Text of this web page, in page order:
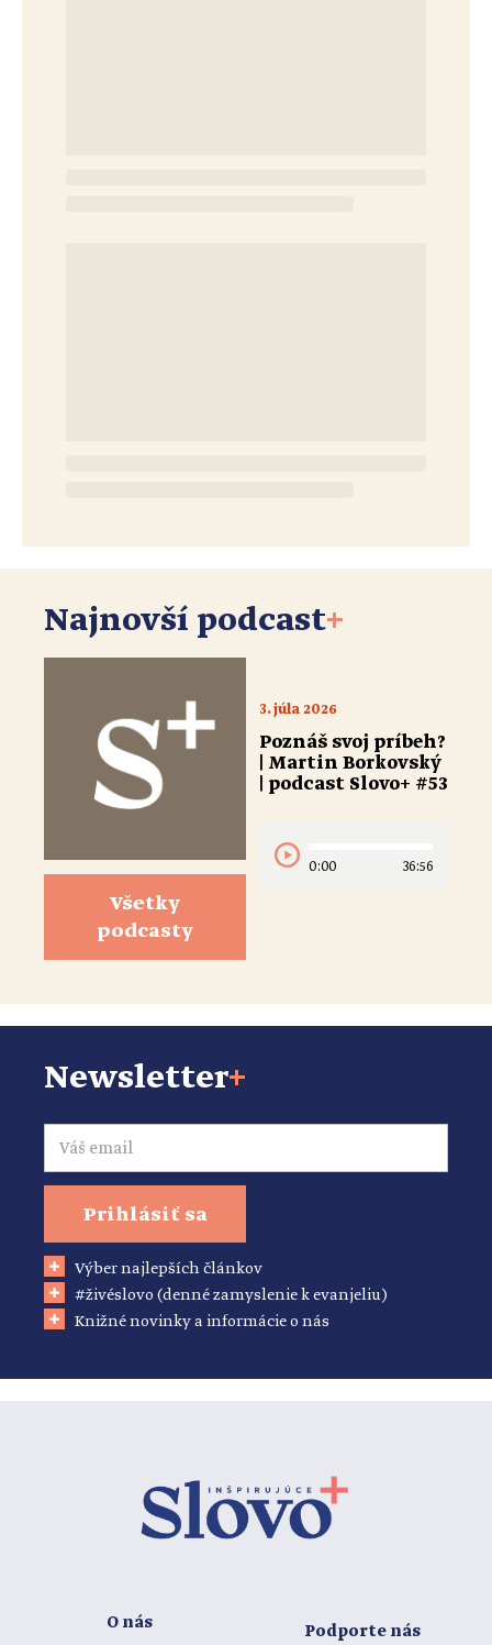
Najnovší podcast+
Všetky
podcasty
3. júla 2026
Poznáš svoj príbeh?
| Martin Borkovský
| podcast Slovo+ #53
0:00 36:56
Newsletter+
Email
Prihlásiť sa
Výber najlepších článkov
#živéslovo (denné zamyslenie k evanjeliu)
Knižné novinky a informácie o nás
O nás
Podporte nás